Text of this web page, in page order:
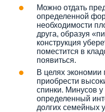
Можно отдать
определенной
необходимости
друга, образуя
конструкция
поместится в
появиться.
В целях экономии
приобрести
спинки. Минусов
определенный
долгих семейных